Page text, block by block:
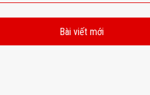
Bài viết mới